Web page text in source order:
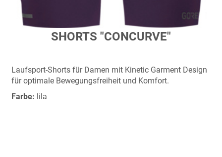
springen
SHORTS "CONCURVE"
Laufsport-Shorts für Damen mit Kinetic Garment Design
für optimale Bewegungsfreiheit und Komfort.
Farbe: lila